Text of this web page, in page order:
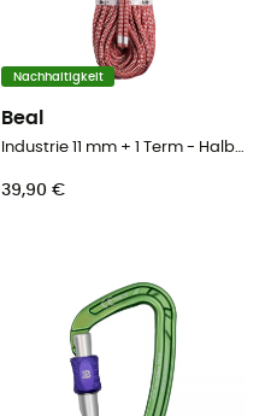
Nachhaltigkeit
Beal
Industrie 11 mm + 1 Term - Halbstatikseil
39,90 €